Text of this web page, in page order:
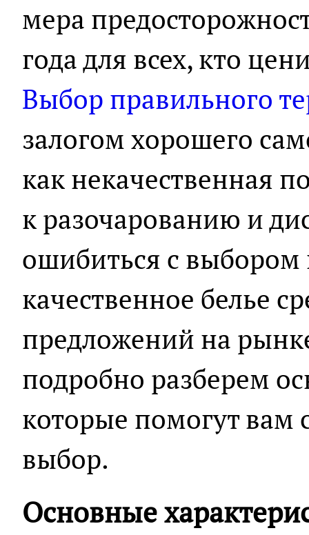
мера
года для всех, кто
Выбор правильного
залогом хорошего
как некачественная
к разочарованию и
ошибиться с выбором
качественное белье
предложений на
подробно разберем
которые помогут вам
выбор.
Основные